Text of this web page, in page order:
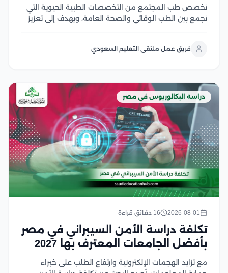
تخصص طب المجتمع من التخصصات الطبية الحيوية التي
تجمع بين الطب الوقائي والصحة العامة، ويهدف إلى تعزيز
ويشهد هذا التخصص إقبالًا كبير من الطلاب...
فريق عمل ملتقى التعليم السعودي
دراسة البكالوريوس في مصر
2026-08-01 16 دقائق قراءة
تكلفة دراسة الأمن السيبراني في مصر
بأفضل الجامعات المعترف بها 2027
مع تزايد الهجمات الإلكترونية وارتفاع الطلب على خبراء